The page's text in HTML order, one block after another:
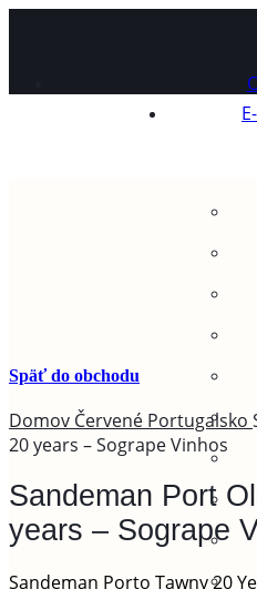
Späť do obchodu
Domov Červené Portugalsko
20 years – Sogrape Vinhos
Sandeman Port
years – Sogrape
Sandeman Porto Tawny 20